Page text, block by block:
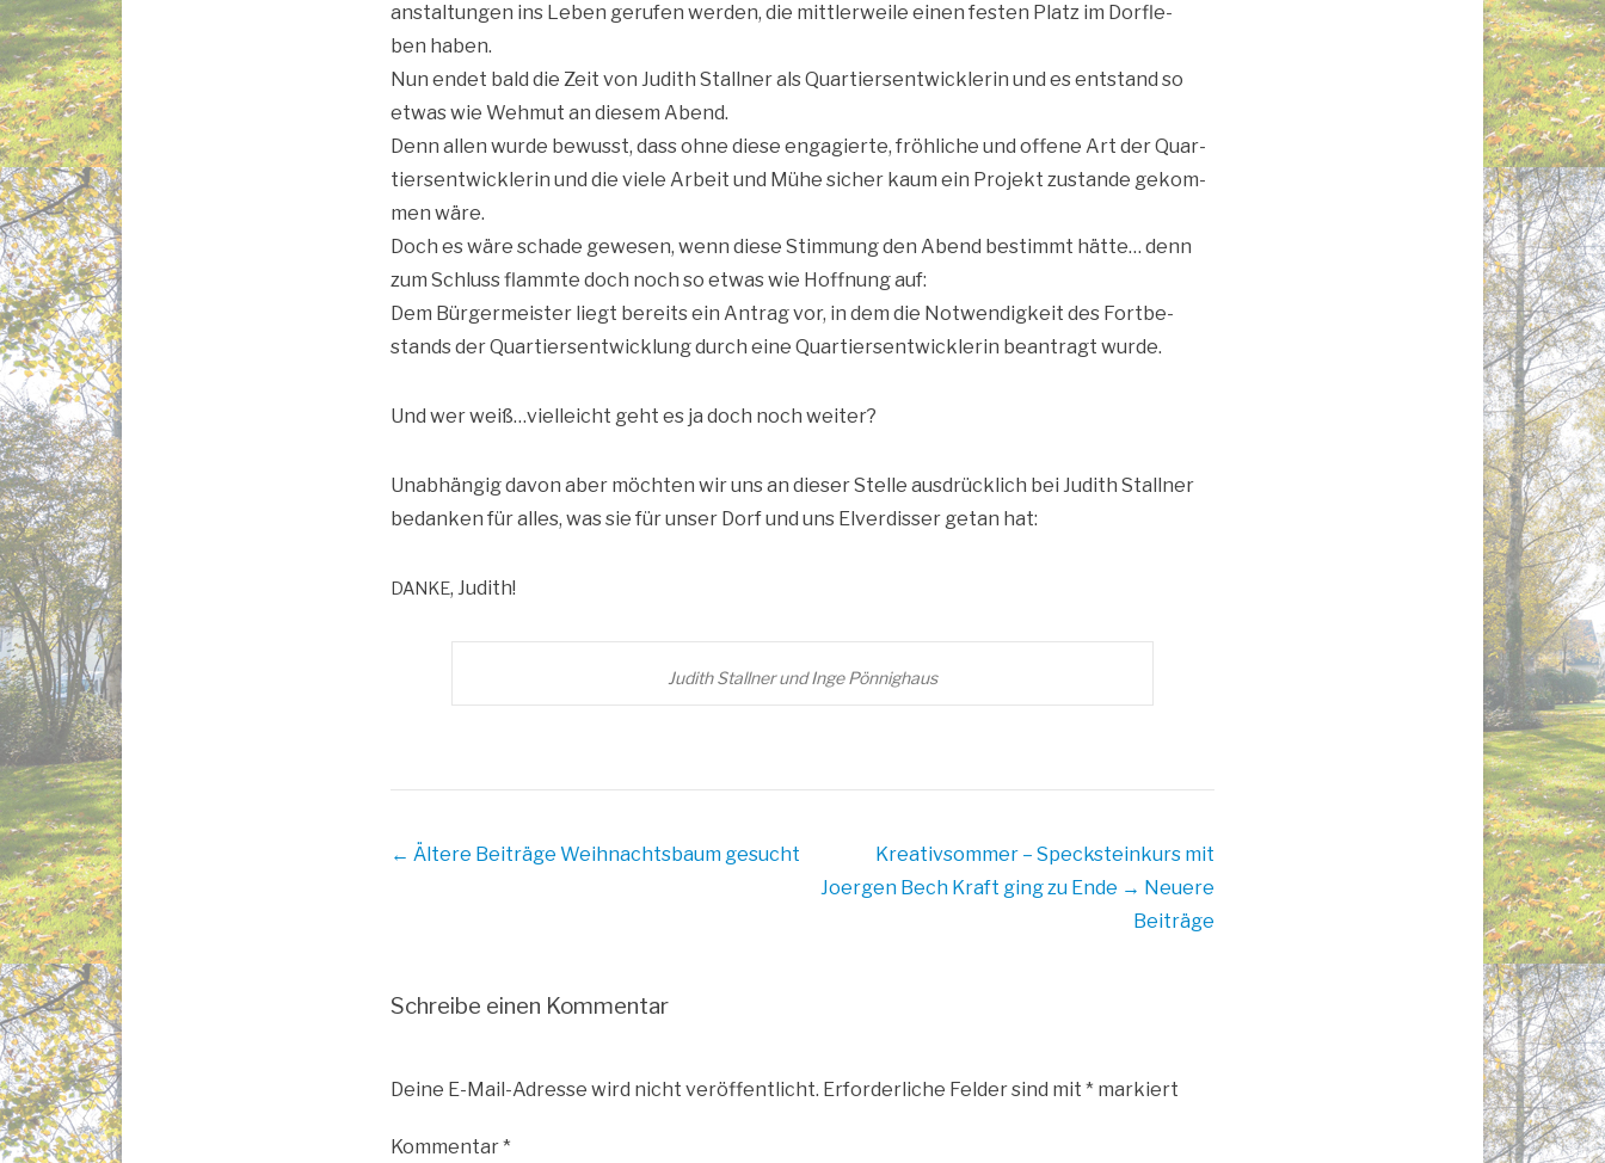
an­stal­tun­gen ins Leben geru­fen wer­den, die mitt­ler­wei­le einen fes­ten Platz im Dorf­le­
ben haben.
Nun endet bald die Zeit von Judith Stall­ner als Quar­tiers­ent­wick­le­rin und es ent­stand so
etwas wie Weh­mut an die­sem Abend.
Denn allen wur­de bewusst, dass ohne die­se enga­gier­te, fröh­li­che und offe­ne Art der Quar­
tiers­ent­wick­le­rin und die vie­le Arbeit und Mühe sicher kaum ein Pro­jekt zustan­de gekom­
men wäre.
Doch es wäre scha­de gewe­sen, wenn die­se Stim­mung den Abend bestimmt hät­te… denn
zum Schluss flamm­te doch noch so etwas wie Hoff­nung auf:
Dem Bür­ger­meis­ter liegt bereits ein Antrag vor, in dem die Not­wen­dig­keit des Fort­be­
stands der Quar­tiers­ent­wick­lung durch eine Quar­tiers­ent­wick­le­rin bean­tragt wurde.
Und wer weiß…vielleicht geht es ja doch noch weiter?
Unab­hän­gig davon aber möch­ten wir uns an die­ser Stel­le aus­drück­lich bei Judith Stall­ner
bedan­ken für alles, was sie für unser Dorf und uns Elver­dis­ser getan hat:
DANKE, Judith!
Judith Stall­ner und Inge Pönnighaus
Beitrags
← Ältere Beiträge Weihnachtsbaum gesucht
Kreativsommer – Specksteinkurs mit
Joergen Bech Kraft ging zu Ende → Neuere
Beiträge
Schreibe einen Kommentar
Deine E-Mail-Adresse wird nicht veröffentlicht. Erforderliche Felder sind mit * markiert
Kommentar*